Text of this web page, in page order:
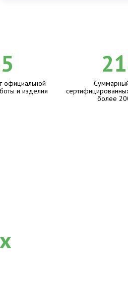
официальной
и изделия
более